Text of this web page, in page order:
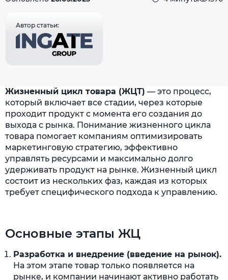
Автор статьи:
Жизненный цикл товара (ЖЦТ) — это процесс,
который включает все стадии, через которые
проходит продукт с момента его создания до
выхода с рынка. Понимание жизненного цикла
товара помогает компаниям оптимизировать
маркетинговую стратегию, эффективно
управлять ресурсами и максимально долго
удерживать продукт на рынке. Жизненный цикл
состоит из нескольких фаз, каждая из которых
требует специфического подхода к управлению.
Основные этапы ЖЦ
Разработка и внедрение (введение на рынок).
На этом этапе товар только появляется на
рынке, и компании начинают активно работать